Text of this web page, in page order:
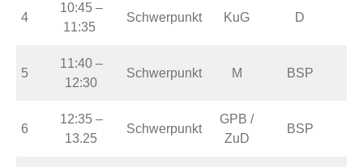
4
10:45 –
11:35
Schwerpunkt KuG D
5
11:40 –
12:30
Schwerpunkt M BSP
6
12:35 –
13.25
Schwerpunkt
GPB /
ZuD
BSP